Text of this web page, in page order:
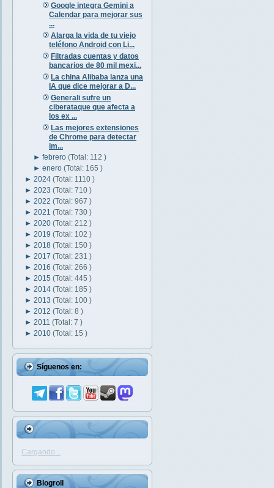
Google integra Gemini a
Calendar para mejorar sus
...
Alarga la vida de tu viejo
teléfono Android con Li...
Filtradas cuentas y datos
bancarios de 80 mil mexi...
La china Alibaba lanza una
IA que dice mejorar a D...
Generali sufre un
ciberataque que afecta a
los ex ...
Las mejores extensiones
de Chrome para detectar
im...
►febrero(Total: 112 )
►enero(Total: 165 )
► 2024 (Total: 1110 )
► 2023 (Total: 710 )
► 2022 (Total: 967 )
► 2021 (Total: 730 )
► 2020 (Total: 212 )
► 2019 (Total: 102 )
► 2018 (Total: 150 )
► 2017 (Total: 231 )
► 2016 (Total: 266 )
► 2015 (Total: 445 )
► 2014 (Total: 185 )
► 2013 (Total: 100 )
► 2012 (Total: 8 )
► 2011 (Total: 7 )
► 2010 (Total: 15 )
Síguenos en:
Cargando...
Blogroll